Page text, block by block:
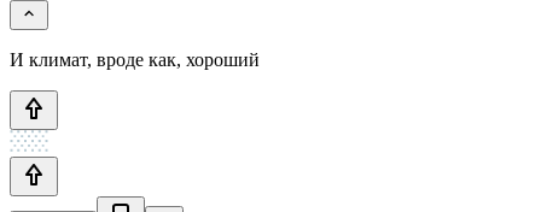
И климат, вроде как, хороший